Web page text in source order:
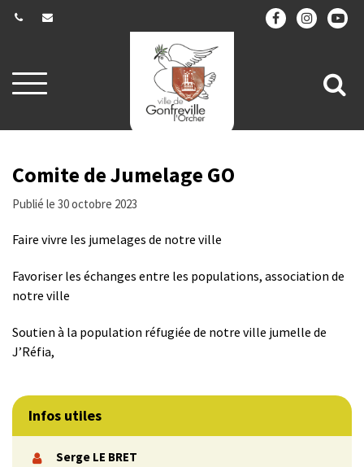
Aller
à
navigation
à
Comite de Jumelage GO
Publié le 30 octobre 2023
Faire vivre les jumelages de notre ville
Favoriser les échanges entre les populations, association de
notre ville
Soutien à la population réfugiée de notre ville jumelle de
J’Réfia,
Infos utiles
Serge LE BRET